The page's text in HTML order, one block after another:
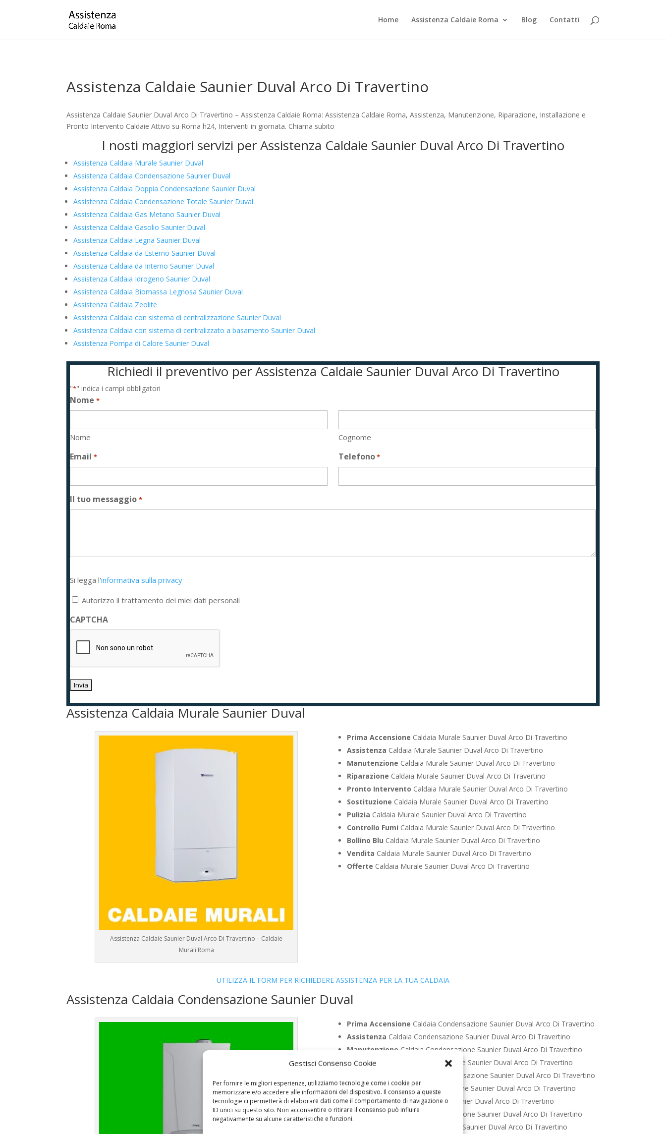
Gestisci Consenso Cookie
Per fornire le migliori esperienze, utilizziamo tecnologie come i cookie per
memorizzare e/o accedere alle informazioni del dispositivo. Il consenso a queste
tecnologie ci permetterà di elaborare dati come il comportamento di navigazione o
ID unici su questo sito. Non acconsentire o ritirare il consenso può influire
negativamente su alcune caratteristiche e funzioni.
Home Assistenza Caldaie Roma Blog Contatti
Assistenza Caldaie Saunier Duval Arco Di Travertino
Assistenza Caldaie Saunier Duval Arco Di Travertino – Assistenza Caldaie Roma: Assistenza Caldaie Roma, Assistenza, Manutenzione, Riparazione, Installazione e
Pronto Intervento Caldaie Attivo su Roma h24, Interventi in giornata. Chiama subito
I nosti maggiori servizi per Assistenza Caldaie Saunier Duval Arco Di Travertino
Assistenza Caldaia Murale Saunier Duval
Assistenza Caldaia Condensazione Saunier Duval
Assistenza Caldaia Doppia Condensazione Saunier Duval
Assistenza Caldaia Condensazione Totale Saunier Duval
Assistenza Caldaia Gas Metano Saunier Duval
Assistenza Caldaia Gasolio Saunier Duval
Assistenza Caldaia Legna Saunier Duval
Assistenza Caldaia da Esterno Saunier Duval
Assistenza Caldaia da Interno Saunier Duval
Assistenza Caldaia Idrogeno Saunier Duval
Assistenza Caldaia Biomassa Legnosa Saunier Duval
Assistenza Caldaia Zeolite
Assistenza Caldaia con sistema di centralizzazione Saunier Duval
Assistenza Caldaia con sistema di centralizzato a basamento Saunier Duval
Assistenza Pompa di Calore Saunier Duval
Richiedi il preventivo per Assistenza Caldaie Saunier Duval Arco Di Travertino
"*" indica i campi obbligatori
Nome *
Nome Cognome
Email * Telefono*
Il tuo messaggio *
legga
l'informativa
privacy
*
Si legga l'informativa sulla privacy
Autorizzo il trattamento dei miei dati personali
CAPTCHA
Assistenza Caldaia Murale Saunier Duval
Assistenza Caldaie Saunier Duval Arco Di Travertino – Caldaie
Murali Roma
Prima Accensione Caldaia Murale Saunier Duval Arco Di Travertino
Assistenza Caldaia Murale Saunier Duval Arco Di Travertino
Manutenzione Caldaia Murale Saunier Duval Arco Di Travertino
Riparazione Caldaia Murale Saunier Duval Arco Di Travertino
Pronto Intervento Caldaia Murale Saunier Duval Arco Di Travertino
Sostituzione Caldaia Murale Saunier Duval Arco Di Travertino
Pulizia Caldaia Murale Saunier Duval Arco Di Travertino
Controllo Fumi Caldaia Murale Saunier Duval Arco Di Travertino
Bollino Blu Caldaia Murale Saunier Duval Arco Di Travertino
Vendita Caldaia Murale Saunier Duval Arco Di Travertino
Offerte Caldaia Murale Saunier Duval Arco Di Travertino
UTILIZZA IL FORM PER RICHIEDERE ASSISTENZA PER LA TUA CALDAIA
Assistenza Caldaia Condensazione Saunier Duval
Prima Accensione Caldaia Condensazione Saunier Duval Arco Di Travertino
Assistenza Caldaia Condensazione Saunier Duval Arco Di Travertino
Manutenzione Caldaia Condensazione Saunier Duval Arco Di Travertino
Riparazione
Caldaia Condensazione Saunier Duval Arco Di Travertino
Caldaia Condensazione Saunier Duval Arco Di Travertino
SostituzioneCaldaia Condensazione Saunier Duval Arco Di Travertino
PuliziaCaldaia Condensazione Saunier Duval Arco Di Travertino
Controllo FumiCaldaia Condensazione Saunier Duval Arco Di Travertino
Caldaia Condensazione Saunier Duval Arco Di Travertino